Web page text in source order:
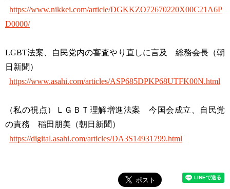
https://www.nikkei.com/article/DGKKZO72670220X00C21A6P
D0000/
LGBT法案、自民党内の審査やり直しに言及 総務会長（朝
日新聞）
https://www.asahi.com/articles/ASP685DPKP68UTFK00N.html
（私の視点）ＬＧＢＴ理解増進法案 今国会成立、自民党
の責務 稲田朋美（朝日新聞）
https://digital.asahi.com/articles/DA3S14931799.html